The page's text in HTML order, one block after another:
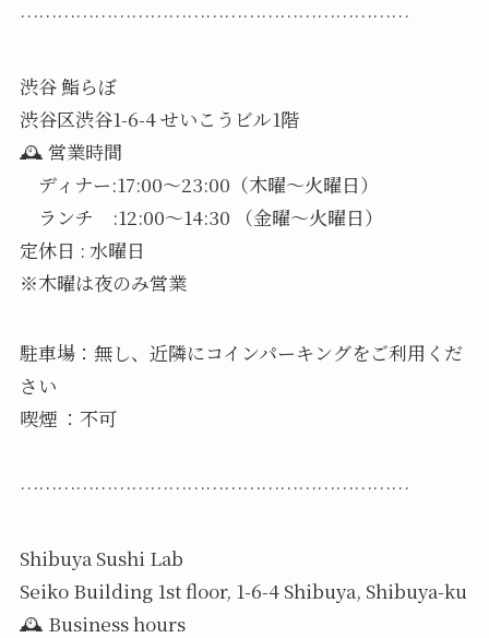
………………………………………………………
渋谷 鮨らぼ
渋谷区渋谷1-6-4 せいこうビル1階
🕰️ 営業時間
ディナー:17:00〜23:00（木曜〜火曜日）
ランチ :12:00〜14:30 （金曜〜火曜日）
️定休日 : 水曜日
※木曜は夜のみ営業
駐車場：無し、近隣にコインパーキングをご利用くだ
さい
喫煙 ：不可
………………………………………………………
Shibuya Sushi Lab
Seiko Building 1st floor, 1-6-4 Shibuya, Shibuya-ku
🕰️ Business hours